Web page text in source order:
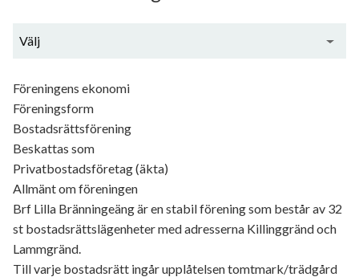
Välj
Föreningens ekonomi
Föreningsform
Bostadsrättsförening
Beskattas som
Privatbostadsföretag (äkta)
Allmänt om föreningen
Brf Lilla Bränningeäng är en stabil förening som består av 32
st bostadsrättslägenheter med adresserna Killinggränd och
Lammgränd.
Till varje bostadsrätt ingår upplåtelsen tomtmark/trädgård